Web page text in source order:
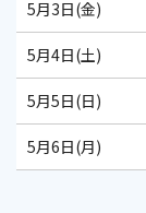
5月3日(金)
5月4日(土)
5月5日(日)
5月6日(月)